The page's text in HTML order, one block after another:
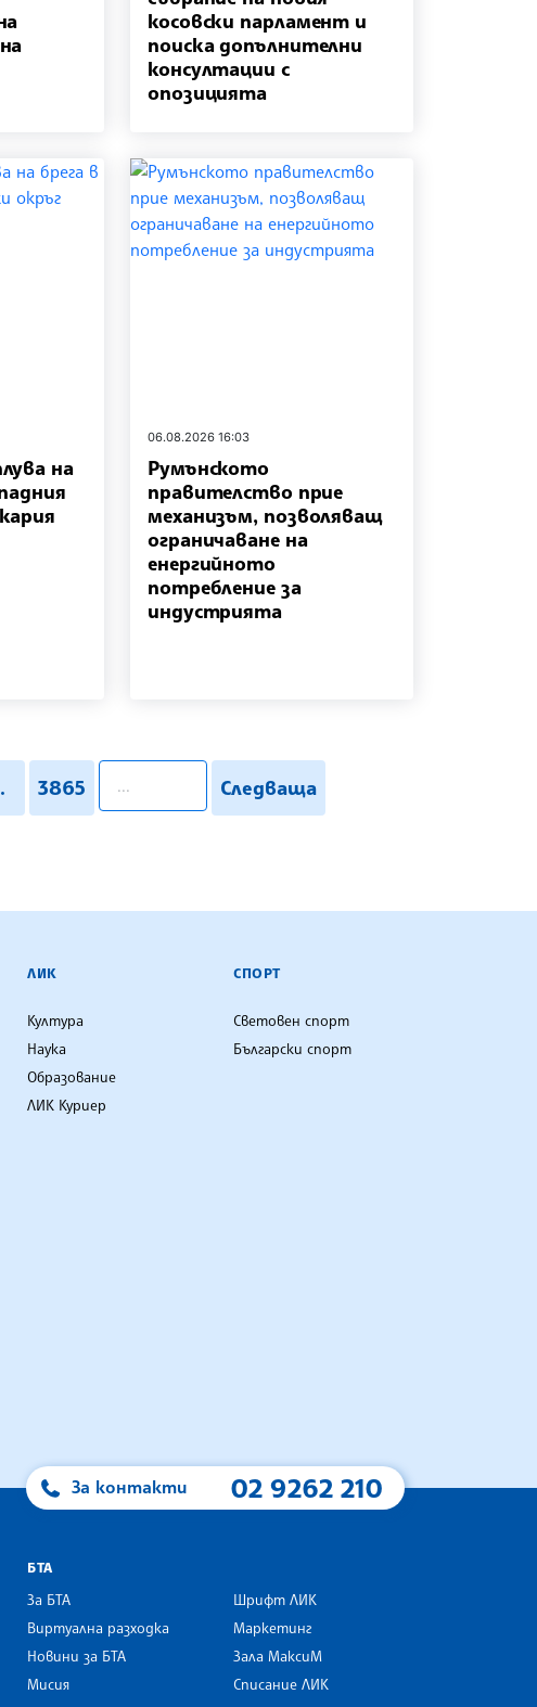
косовски парламент и
поиска допълнителни
консултации с
опозицията
на
06.08.2026 16:03
Румънското
правителство прие
механизъм, позволяващ
ограничаване на
енергийното
потребление за
индустрията
3865
pagination.search
Следваща
ЛИК
Култура
Наука
Образование
ЛИК Куриер
СПОРТ
Световен спорт
Български спорт
За контакти 02 9262 210
Network
БТА
За БТА
Виртуална разходка
Новини за БТА
Мисия
Шрифт ЛИК
Маркетинг
Зала МаксиМ
Списание ЛИК